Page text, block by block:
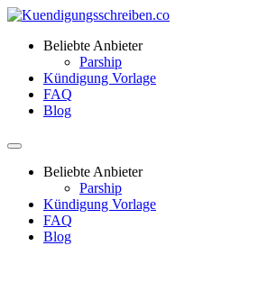
Beliebte Anbieter
Parship
Kündigung Vorlage
FAQ
Blog
Beliebte Anbieter
Parship
Kündigung Vorlage
FAQ
Blog